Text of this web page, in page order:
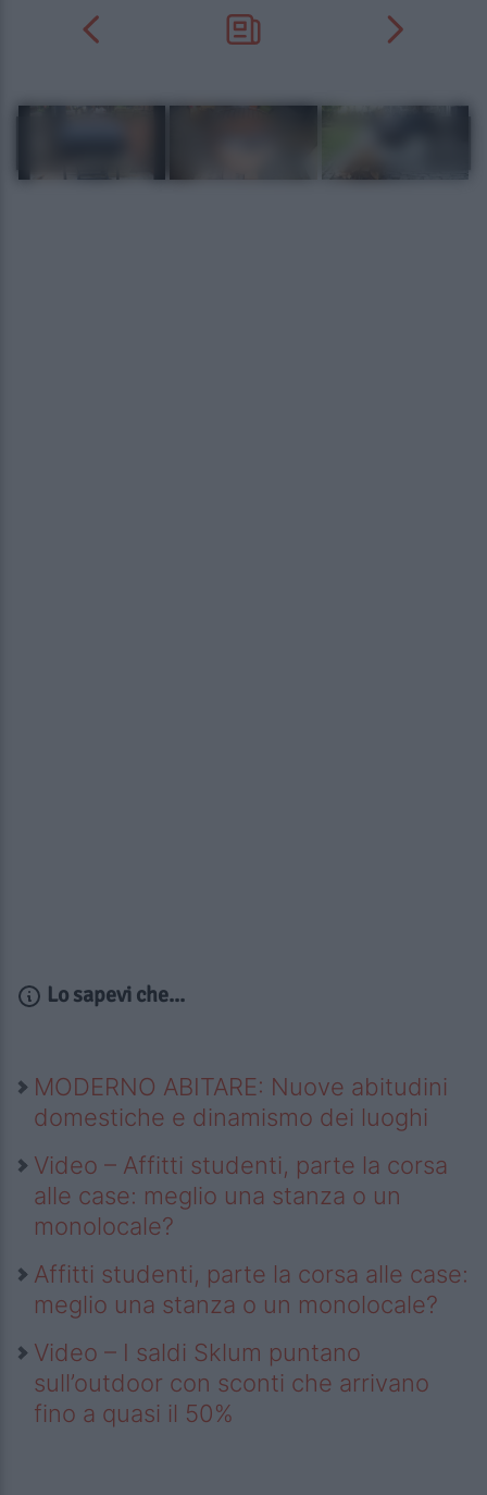
Lo sapevi che...
MODERNO ABITARE: Nuove abitudini
domestiche e dinamismo dei luoghi
Video – Affitti studenti, parte la corsa
alle case: meglio una stanza o un
monolocale?
Affitti studenti, parte la corsa alle case:
meglio una stanza o un monolocale?
Video – I saldi Sklum puntano
sull’outdoor con sconti che arrivano
fino a quasi il 50%